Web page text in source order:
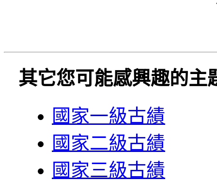
其它您可能感興趣的主
國家一級古績
國家二級古績
國家三級古績